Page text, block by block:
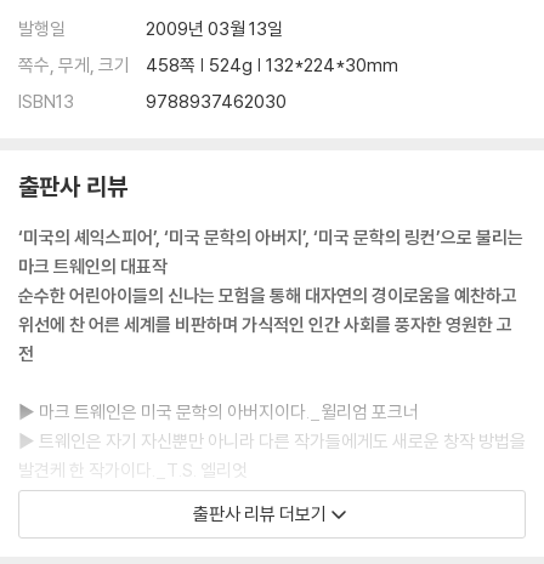
발행일
2009년 03월 13일
쪽수, 무게, 크기
458쪽 | 524g | 132*224*30mm
ISBN13
9788937462030
출판사 리뷰
‘미국의 셰익스피어’, ‘미국 문학의 아버지’, ‘미국 문학의 링컨’으로 불리는
마크 트웨인의 대표작
순수한 어린아이들의 신나는 모험을 통해 대자연의 경이로움을 예찬하고
위선에 찬 어른 세계를 비판하며 가식적인 인간 사회를 풍자한 영원한 고
전
▶ 마크 트웨인은 미국 문학의 아버지이다._윌리엄 포크너
▶ 트웨인은 자기 자신뿐만 아니라 다른 작가들에게도 새로운 창작 방법을
발견케 한 작가이다._T.S. 엘리엇
미국 문학의 아버지로 불리는 마크 트웨인의 대표작 『톰 소여의 모험』이
출판사 리뷰 더보기